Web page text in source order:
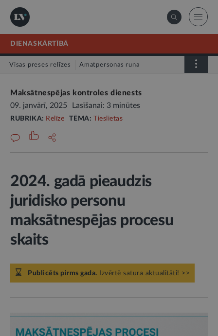
DIENASKĀRTĪBĀ
Visas preses relīzes Amatpersonas runa
Maksātnespējas kontroles dienests
09. janvārī, 2025
Lasīšanai: 3 minūtes
RUBRIKA: Relīze TĒMA: Tieslietas
2024. gadā pieaudzis
juridisko personu
maksātnespējas procesu
skaits
Publicēts pirms gada. Izvērtē satura aktualitāti! >>